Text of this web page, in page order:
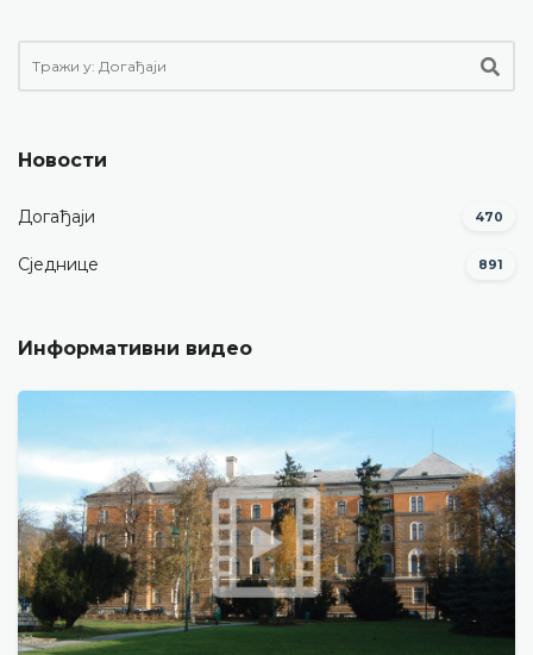
Новости
Догађаји 470
Сједнице 891
Информативни видео